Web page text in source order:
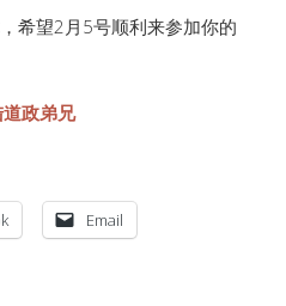
希望2月5号顺利来参加你的
政弟兄
Email